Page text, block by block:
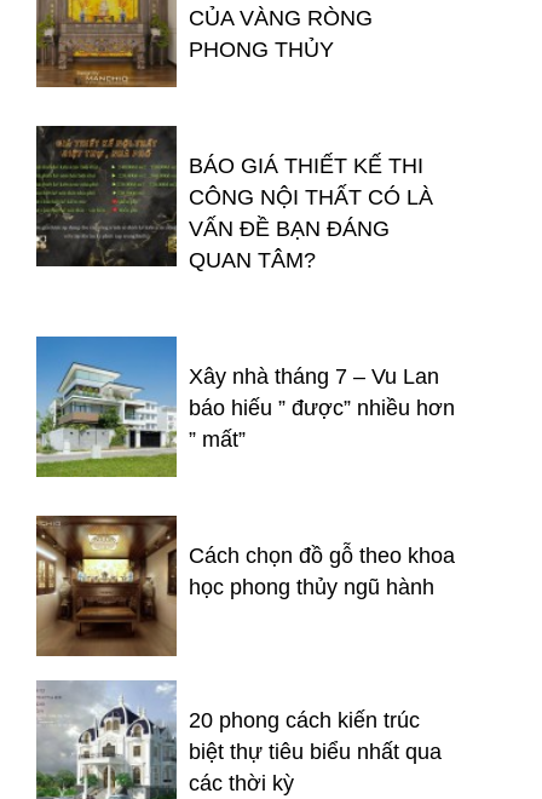
CỦA VÀNG RÒNG
PHONG THỦY
BÁO GIÁ THIẾT KẾ THI
CÔNG NỘI THẤT CÓ LÀ
VẤN ĐỀ BẠN ĐÁNG
QUAN TÂM?
Xây nhà tháng 7 – Vu Lan
báo hiếu ” được” nhiều hơn
” mất”
Cách chọn đồ gỗ theo khoa
học phong thủy ngũ hành
20 phong cách kiến trúc
biệt thự tiêu biểu nhất qua
các thời kỳ